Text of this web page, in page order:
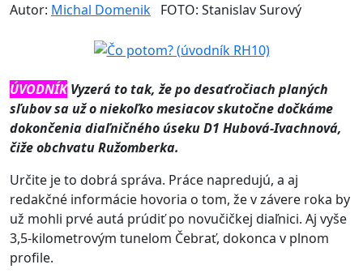
Autor: Michal Domenik FOTO: Stanislav Surový
ÚVODNÍK Vyzerá to tak, že po desaťročiach planých
sľubov sa už o niekoľko mesiacov skutočne dočkáme
dokončenia diaľničného úseku D1 Hubová-Ivachnová,
čiže obchvatu Ružomberka.
Určite je to dobrá správa. Práce napredujú, a aj
redakčné informácie hovoria o tom, že v závere roka by
už mohli prvé autá prúdiť po novučičkej diaľnici. Aj vyše
3,5-kilometrovým tunelom Čebrať, dokonca v plnom
profile.